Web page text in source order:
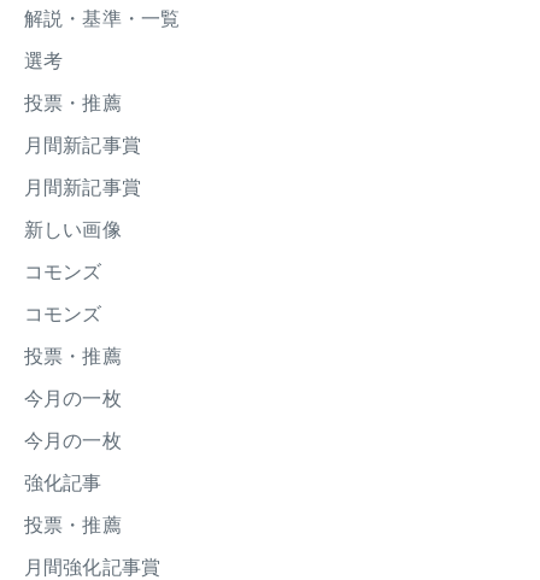
解説・基準・一覧
選考
投票・推薦
月間新記事賞
月間新記事賞
新しい画像
コモンズ
コモンズ
投票・推薦
今月の一枚
今月の一枚
強化記事
投票・推薦
月間強化記事賞